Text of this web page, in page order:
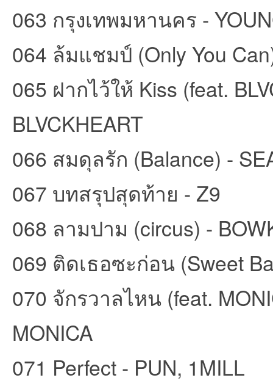
063 กรุงเทพมหานคร -
064 ล้มแชมป์ (Only You
065 ฝากไว้ให้ Kiss (feat.
BLVCKHEART
066 สมดุลรัก (Balance) -
067 บทสรุปสุดท้าย - Z9
068 ลามปาม (circus) -
069 ติดเธอซะก่อน (Sweet
070 จักรวาลไหน (feat.
MONICA
071 Perfect - PUN, 1MILL